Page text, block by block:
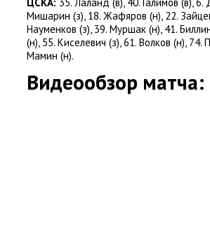
Мишарин (з), 18. Жафяров (н), 22.
Науменков (з), 39. Муршак (н), 41.
(н), 55. Киселевич (з), 61. Волков (н), 74.
Мамин (н).
Видеообзор матча: